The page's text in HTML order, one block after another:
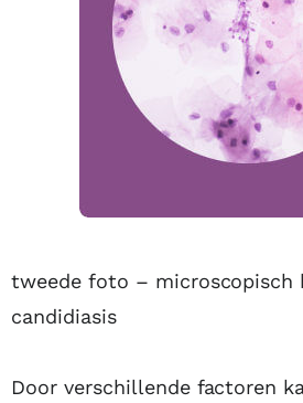
tweede foto – microscopisch
candidiasis
Door verschillende factoren